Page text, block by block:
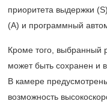
приоритета выдержки
(A) и программный
Кроме того, выбранный
может быть сохранен и
В камере
возможность